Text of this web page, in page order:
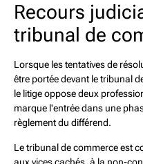
Recours
tribunal de
Lorsque les tentatives de
être portée devant le tribunal
le litige oppose deux
marque l'entrée dans une
règlement du différend.
Le tribunal de commerce est